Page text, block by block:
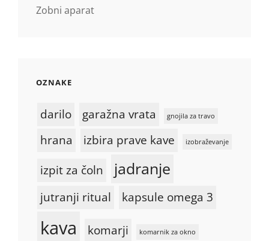
Zobni aparat
OZNAKE
darilo garažna vrata gnojila za travo
hrana izbira prave kave izobraževanje
izpit za čoln jadranje
jutranji ritual kapsule omega 3
kava komarji komarnik za okno